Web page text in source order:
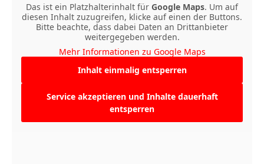
Das ist ein Platzhalterinhalt für Google Maps. Um auf
diesen Inhalt zuzugreifen, klicke auf einen der Buttons.
Bitte beachte, dass dabei Daten an Drittanbieter
weitergegeben werden.
Mehr Informationen zu Google Maps
Inhalt einmalig entsperren
Service akzeptieren und Inhalte dauerhaft
entsperren